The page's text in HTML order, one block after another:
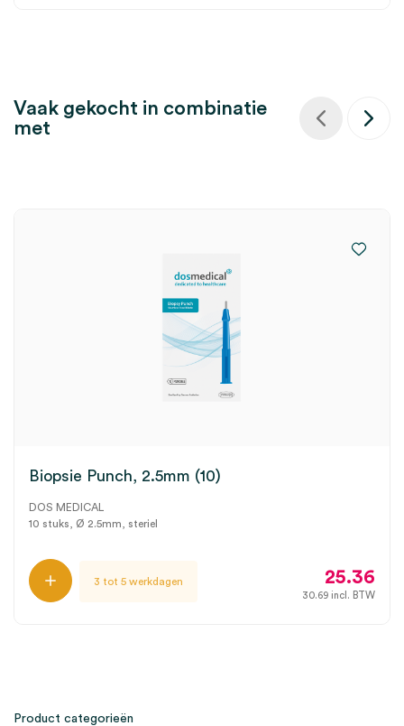
Vaak gekocht in combinatie
met
Biopsie Punch, 2.5mm (10)
DOS MEDICAL
10 stuks, Ø 2.5mm, steriel
3 tot 5 werkdagen 25.36
30.69 incl. BTW
Product categorieën